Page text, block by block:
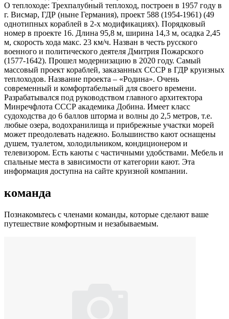
О теплоходе: Трехпалубный теплоход, построен в 1957 году в
г. Висмар, ГДР (ныне Германия), проект 588 (1954-1961) (49
однотипных кораблей в 2-х модификациях). Порядковый
номер в проекте 16. Длина 95,8 м, ширина 14,3 м, осадка 2,45
м, скорость хода макс. 23 км/ч. Назван в честь русского
военного и политического деятеля Дмитрия Пожарского
(1577-1642). Прошел модернизацию в 2020 году. Самый
массовый проект кораблей, заказанных СССР в ГДР круизных
теплоходов. Название проекта – «Родина». Очень
современный и комфортабельный для своего времени.
Разрабатывался под руководством главного архитектора
Минречфлота СССР академика Добина. Имеет класс
судоходства до 6 баллов шторма и волны до 2,5 метров, т.е.
любые озера, водохранилища и прибрежные участки морей
может преодолевать надежно. Большинство кают оснащены
душем, туалетом, холодильником, кондиционером и
телевизором. Есть каюты с частичными удобствами. Мебель и
спальные места в зависимости от категории кают. Эта
информация доступна на сайте круизной компании.
команда
Познакомьтесь с членами команды, которые сделают ваше
путешествие комфортным и незабываемым.